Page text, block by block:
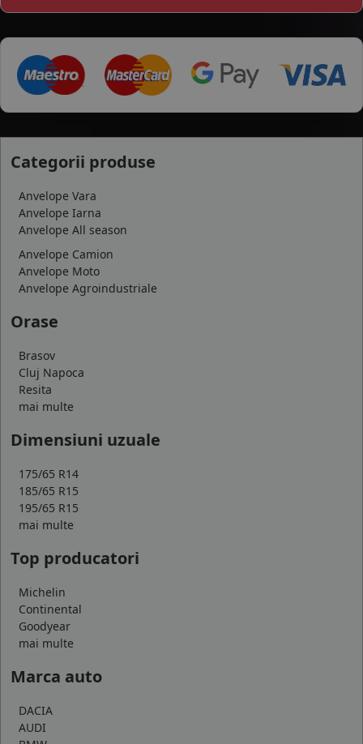
Categorii produse
Anvelope Vara
Anvelope Iarna
Anvelope All season
Anvelope Camion
Anvelope Moto
Anvelope Agroindustriale
Orase
Brasov
Cluj Napoca
Resita
mai multe
Dimensiuni uzuale
175/65 R14
185/65 R15
195/65 R15
mai multe
Top producatori
Michelin
Continental
Goodyear
mai multe
Marca auto
DACIA
AUDI